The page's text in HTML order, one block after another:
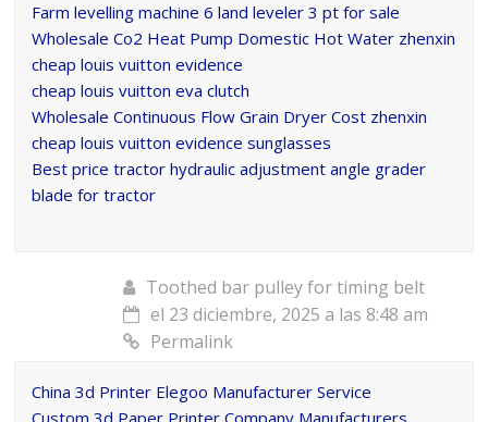
Farm levelling machine 6 land leveler 3 pt for sale
Wholesale Co2 Heat Pump Domestic Hot Water zhenxin
cheap louis vuitton evidence
cheap louis vuitton eva clutch
Wholesale Continuous Flow Grain Dryer Cost zhenxin
cheap louis vuitton evidence sunglasses
Best price tractor hydraulic adjustment angle grader
blade for tractor
Toothed bar pulley for timing belt
el 23 diciembre, 2025 a las 8:48 am
Permalink
China 3d Printer Elegoo Manufacturer Service